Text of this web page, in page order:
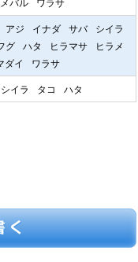
アジ イナダ サバ
シイラ
グ ハタ ヒラマサ
ヒラメ
ダイ
ワラサ
シイラ タコ ハタ
く